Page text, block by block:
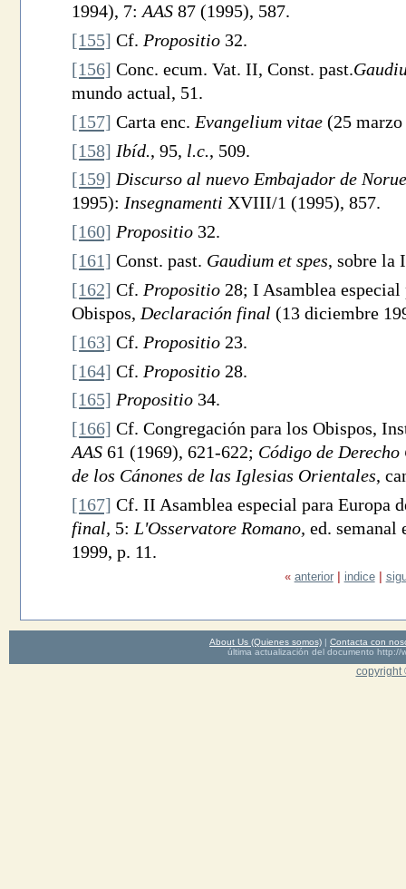
1994), 7: AAS87 (1995), 587.
[155] Cf. Propositio32.
[156] Conc. ecum. Vat. II, Const. past.
mundo actual, 51.
[157] Carta enc. Evangelium vitae(25
[158] Ibíd., 95, l.c., 509.
[159] Discurso al nuevo Embajador de
1995): Insegnamenti XVIII/1 (1995), 857.
[160] Propositio32.
[161] Const. past. Gaudium et spes, sobre la
[162] Cf. Propositio28; I Asamblea especial
Obispos, Declaración final (13 diciembre
[163] Cf. Propositio23.
[164] Cf. Propositio28.
[165] Propositio34.
[166] Cf. Congregación para los Obispos,
AAS61 (1969), 621-622; Código de Derecho
de los Cánones de las Iglesias Orientales,
[167] Cf. II Asamblea especial para Europa
final, 5: L'Osservatore Romano, ed. semanal
1999, p. 11.
« anterior | indice |
About Us (Quienes somos)
Contacta con
última actualización del documento http://
copyright